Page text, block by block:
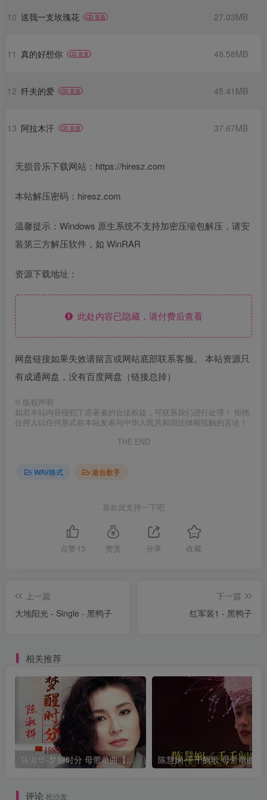
10 送我一支玫瑰花 CD 音质 27.03MB
11 真的好想你 CD 音质 48.58MB
12 纤夫的爱 CD 音质 45.41MB
13 阿拉木汗 CD 音质 37.67MB
无损音乐下载网站：https://hiresz.com
本站解压密码：hiresz.com
温馨提示：Windows 原生系统不支持加密压缩包解压，请安
装第三方解压软件，如 WinRAR
资源下载地址：
此处内容已隐藏，请付费后查看
网盘链接如果失效请留言或网站底部联系客服。 本站资源只
有成通网盘，没有百度网盘（链接总掉）
© 版权声明
如若本站内容侵犯了原著者的合法权益，可联系我们进行处理！ 拒绝
任何人以任何形式在本站发表与中华人民共和国法律相抵触的言论！
THE END
WAV格式 港台歌手
喜欢就支持一下吧
点赞 13 赞赏 分享 收藏
上一篇
大地阳光 - Single - 黑鸭子
下一篇
红军装1 - 黑鸭子
相关推荐
陈淑华-梦醒时分 母带单曲【试听】
评论 抢沙发